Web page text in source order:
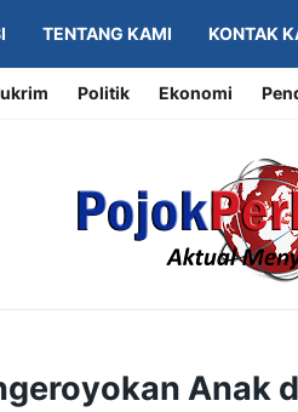
TENTANG KAMI KONTAK
Politik Ekonomi
Anak